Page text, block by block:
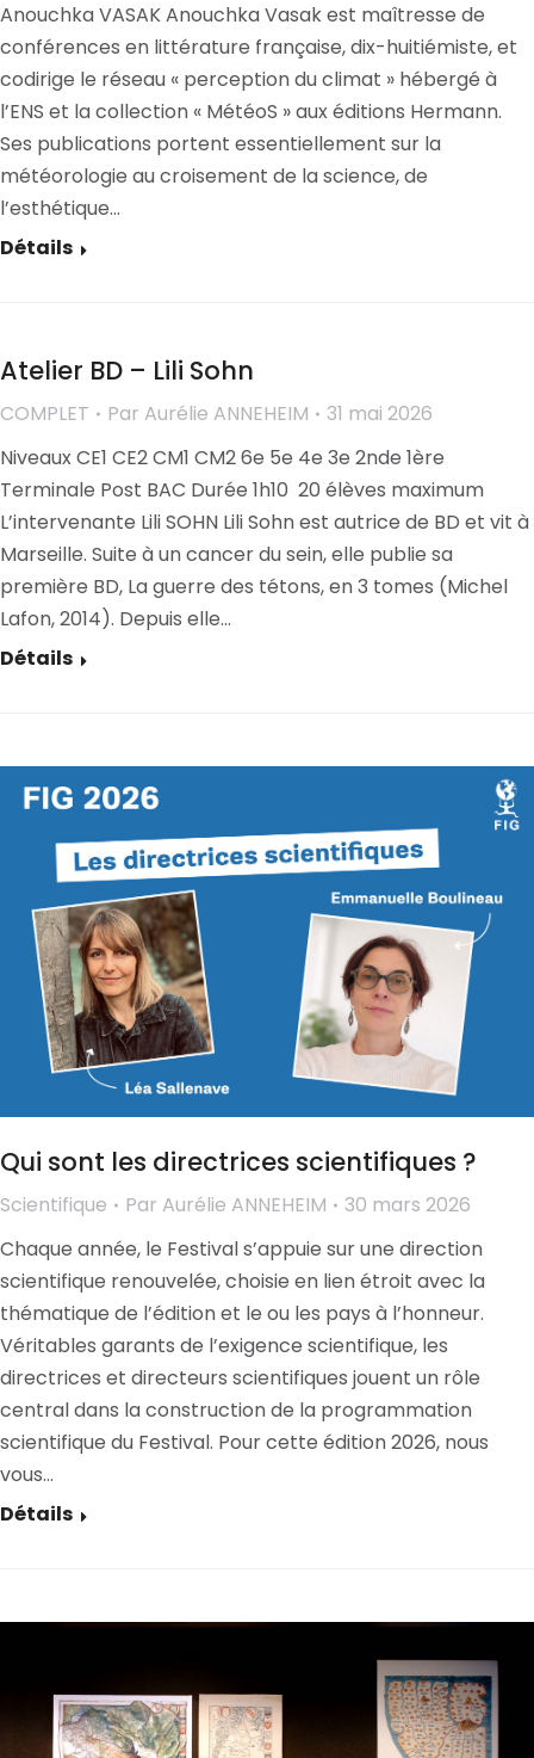
Anouchka VASAK Anouchka Vasak est maîtresse de
conférences en littérature française, dix-huitiémiste, et
codirige le réseau « perception du climat » hébergé à
l’ENS et la collection « MétéoS » aux éditions Hermann.
Ses publications portent essentiellement sur la
météorologie au croisement de la science, de
l’esthétique…
Détails
Atelier BD – Lili Sohn
COMPLET Par Aurélie ANNEHEIM
31 mai 2026
Niveaux CE1 CE2 CM1 CM2 6e 5e 4e 3e 2nde 1ère
Terminale Post BAC Durée 1h10 20 élèves maximum
L’intervenante Lili SOHN Lili Sohn est autrice de BD et vit à
Marseille. Suite à un cancer du sein, elle publie sa
première BD, La guerre des tétons, en 3 tomes (Michel
Lafon, 2014). Depuis elle…
Détails
Qui sont les directrices scientifiques ?
Scientifique Par Aurélie ANNEHEIM
30 mars 2026
Chaque année, le Festival s’appuie sur une direction
scientifique renouvelée, choisie en lien étroit avec la
thématique de l’édition et le ou les pays à l’honneur.
Véritables garants de l’exigence scientifique, les
directrices et directeurs scientifiques jouent un rôle
central dans la construction de la programmation
scientifique du Festival. Pour cette édition 2026, nous
vous…
Détails